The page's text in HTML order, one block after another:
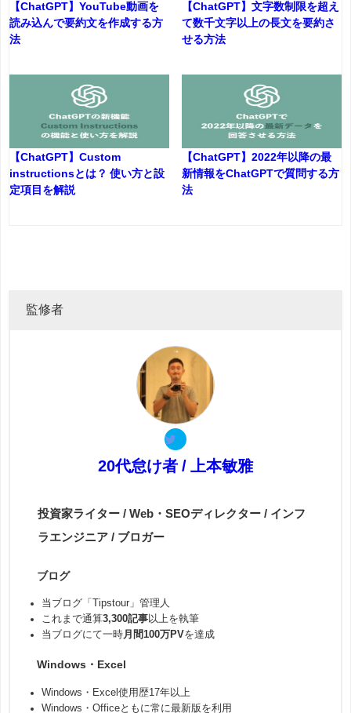
【ChatGPT】YouTube動画を
読み込んで要約文を作成する方
法
【ChatGPT】文字数制限を超え
て数千文字以上の長文を要約さ
せる方法
【ChatGPT】Custom
instructionsとは？ 使い方と設
定項目を解説
【ChatGPT】2022年以降の最
新情報をChatGPTで質問する方
法
監修者
20代怠け者 / 上本敏雅
投資家ライター / Web・SEOディレクター / インフ
ラエンジニア / ブロガー
ブログ
当ブログ「Tipstour」管理人
これまで通算3,300記事以上を執筆
当ブログにて一時月間100万PVを達成
Windows・Excel
Windows・Excel使用歴17年以上
Windows・Officeともに常に最新版を利用